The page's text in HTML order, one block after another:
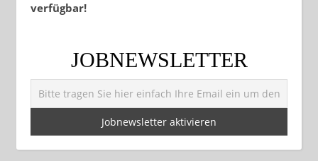
verfügbar!
JOBNEWSLETTER